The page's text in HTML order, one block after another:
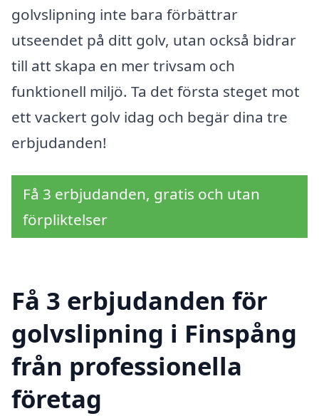
golvslipning inte bara förbättrar
utseendet på ditt golv, utan också bidrar
till att skapa en mer trivsam och
funktionell miljö. Ta det första steget mot
ett vackert golv idag och begär dina tre
erbjudanden!
Få 3 erbjudanden, gratis och utan
förpliktelser
Få 3 erbjudanden för
golvslipning i Finspång
från professionella
företag